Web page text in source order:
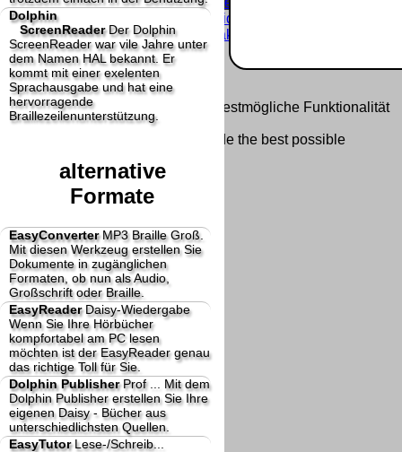
Dolphin
ScreenReaderDer Dolphin
ScreenReader war vile Jahre unter
dem Namen HAL bekannt. Er
kommt mit einer exelenten
Sprachausgabe und hat eine
hervorragende
Braillezeilenunterstützung.
alternative
Formate
EasyConverterMP3 Braille Groß.
Mit diesen Werkzeug erstellen Sie
Dokumente in zugänglichen
Formaten, ob nun als Audio,
Großschrift oder Braille.
EasyReaderDaisy-Wiedergabe
Wenn Sie Ihre Hörbücher
kompfortabel am PC lesen
möchten ist der EasyReader genau
das richtige Toll für Sie.
Dolphin PublisherProf ...
Mit dem
Dolphin Publisher erstellen Sie Ihre
eigenen Daisy - Bücher aus
unterschiedlichsten Quellen.
EasyTutorLese-/Schreib...
Seitenanfang
Widerruf
Datenschutz Urheberrechte Kontakt
Katalog (PDF) Sitemap
große Anzeige Schließen
Diese Website nutzt Cookies, um bestmögliche Funktionalität
bieten zu können.
This website uses cookies to provide the best possible
Ok, verstanden Mehr Infos